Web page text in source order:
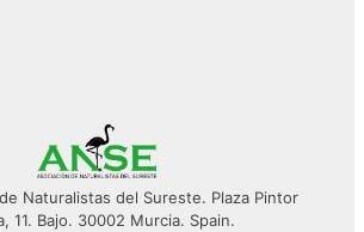
Naturalistas del Sureste. Plaza Pintor
11. Bajo. 30002 Murcia. Spain.